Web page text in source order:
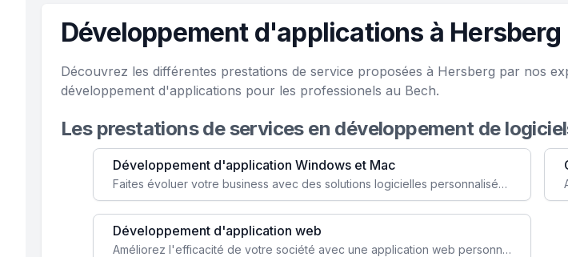
Développement d'applications à Hersberg
Découvrez les différentes prestations de service proposées à Hersberg par nos
développement d'applications pour les professionels au Bech.
Les prestations de services en développement de
Développement d'application Windows et Mac
Faites évoluer votre business avec des solutions logicielles personnalisées, parfaitement adaptées à vos besoins spécifiques.
Développement d'application web
Améliorez l'efficacité de votre société avec une application web personnalisée accessible partout et tout le temps.